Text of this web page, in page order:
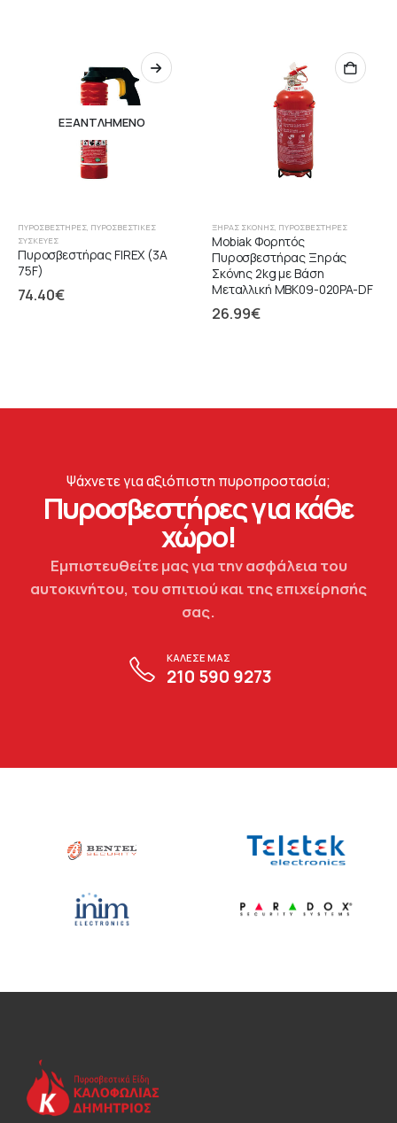
ΕΞΑΝΤΛΗΜΈΝΟ
ΠΥΡΟΣΒΕΣΤΉΡΕΣ, ΠΥΡΟΣΒΕΣΤΙΚΈΣ
ΣΥΣΚΕΥΈΣ
Πυροσβεστήρας FIREX (3A
75F)
74.40€
ΞΉΡΑΣ ΣΚΌΝΗΣ, ΠΥΡΟΣΒΕΣΤΉΡΕΣ
Mobiak Φορητός
Πυροσβεστήρας Ξηράς
Σκόνης 2kg με Βάση
Μεταλλική MBK09-020PA-DF
26.99€
Ψάχνετε για αξιόπιστη πυροπροστασία;
Πυροσβεστήρες για κάθε
χώρο!
Εμπιστευθείτε μας για την ασφάλεια του
αυτοκινήτου, του σπιτιού και της επιχείρησής
σας.
ΚΑΛΕΣΕ ΜΑΣ
210 590 9273